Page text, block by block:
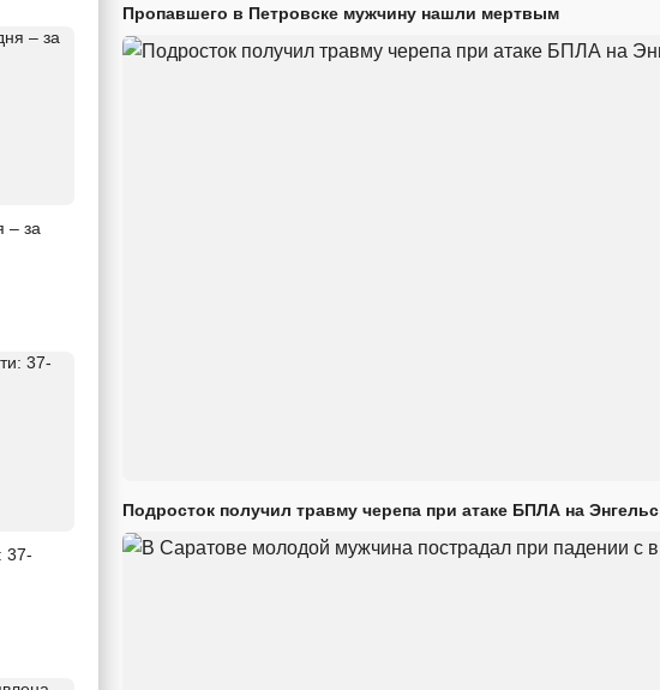
– за
37-
Пропавшего в Петровске мужчину нашли мертвым
Подросток получил травму черепа при атаке БПЛА на Энгельс